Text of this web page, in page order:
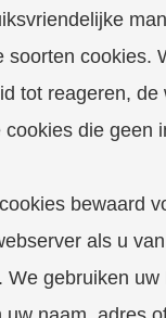
soorten cookies.
tot reageren,
die geen
bewaard
als u
We gebruiken